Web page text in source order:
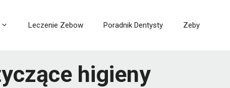
Leczenie Zebow Poradnik Dentysty Zeby
higieny